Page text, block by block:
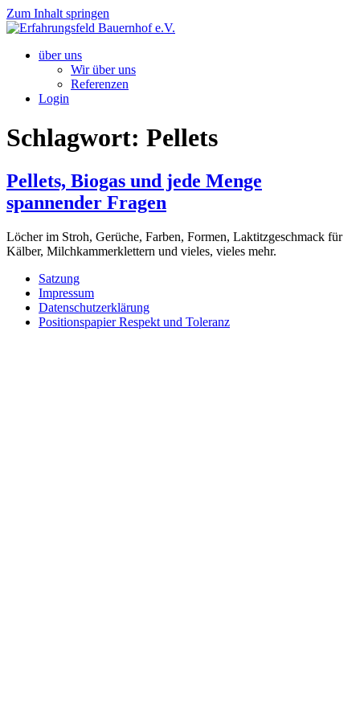
Zum Inhalt springen
über uns
Wir über uns
Referenzen
Login
Schlagwort: Pellets
Pellets, Biogas und jede Menge
spannender Fragen
Löcher im Stroh, Gerüche, Farben, Formen, Laktitzgeschmack für
Kälber, Milchkammerklettern und vieles, vieles mehr.
Satzung
Impressum
Datenschutzerklärung
Positionspapier Respekt und Toleranz